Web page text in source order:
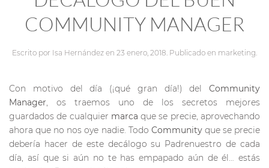
COMMUNITY MANAGER
Escrito por Isa Hernández en 23 enero, 2018 . Publicado en marketing
Con motivo del día (¡qué gran día!) del Community
Manager, os traemos uno de los secretos mejores
guardados de cualquier marca que se precie, aprovechando
ahora que no nos oye nadie. Todo Communityque se precie
debería hacer de este decálogo su Padrenuestro de cada
día, así que si aún no te has empapado aún de él… estás